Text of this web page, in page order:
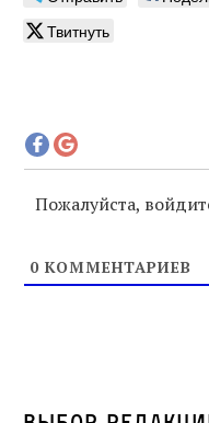
Твитнуть
Пожалуйста,
0 КОММЕНТАРИЕВ